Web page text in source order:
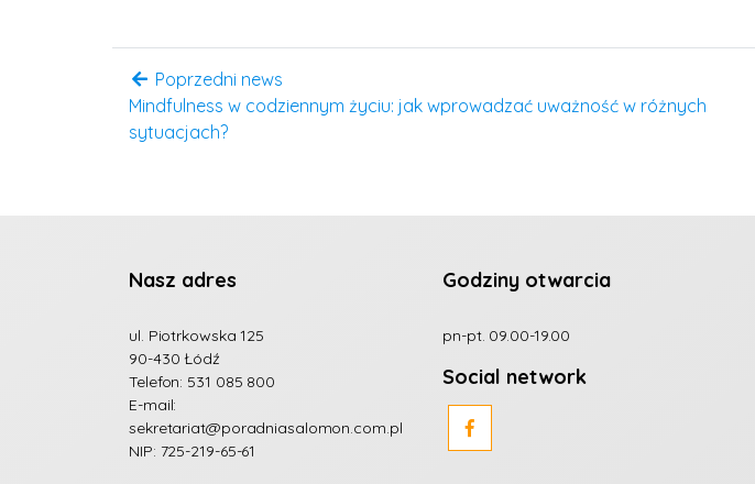
Poprzedni news
Mindfulness w codziennym życiu: jak wprowadzać uważność w różnych
sytuacjach?
Nasz adres
ul. Piotrkowska 125
90-430 Łódź
Telefon: 531 085 800
E-mail:
sekretariat@poradniasalomon.com.pl
NIP: 725-219-65-61
Godziny otwarcia
pn-pt. 09.00-19.00
Social network